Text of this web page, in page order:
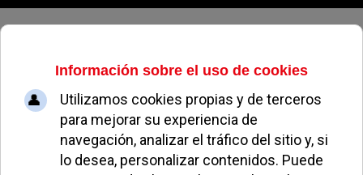
Domingo, 09 de agosto de 2026
Deportes